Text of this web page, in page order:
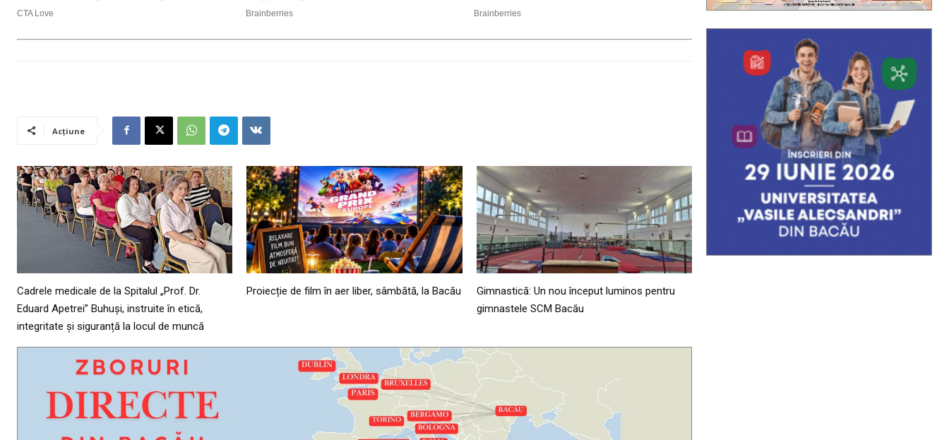
Acțiune
Cadrele medicale de la Spitalul „Prof. Dr.
Eduard Apetrei” Buhuși, instruite în etică,
integritate și siguranță la locul de muncă
Proiecție de film în aer liber, sâmbătă, la Bacău
Gimnastică: Un nou început luminos pentru
gimnastele SCM Bacău